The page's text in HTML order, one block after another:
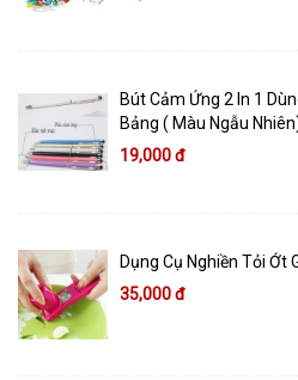
Bút Cảm Ứng 2 In 1
Bảng ( Màu Ngẫu
19,000 đ
Dụng Cụ Nghiền Tỏi Ớt
35,000 đ